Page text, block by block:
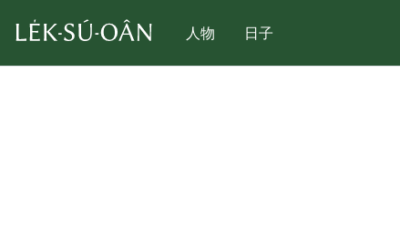
人物 日子